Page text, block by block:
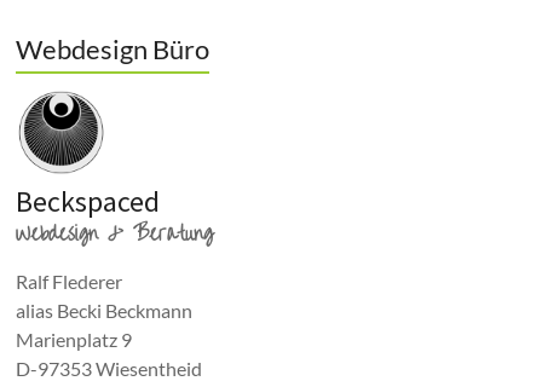
Webdesign Büro
Beckspaced
Webdesign & Beratung
Ralf Flederer
alias Becki Beckmann
Marienplatz 9
D-97353 Wiesentheid